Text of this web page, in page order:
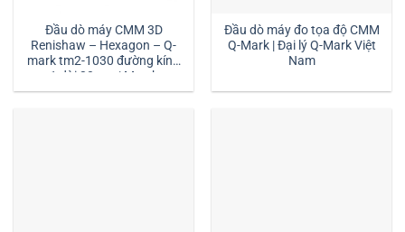
Đầu dò máy CMM 3D
Renishaw – Hexagon – Q-
mark tm2-1030 đường kính
1 dài 30mm:| Mstek
Technology
Đầu dò máy đo tọa độ CMM
Q-Mark | Đại lý Q-Mark Việt
Nam